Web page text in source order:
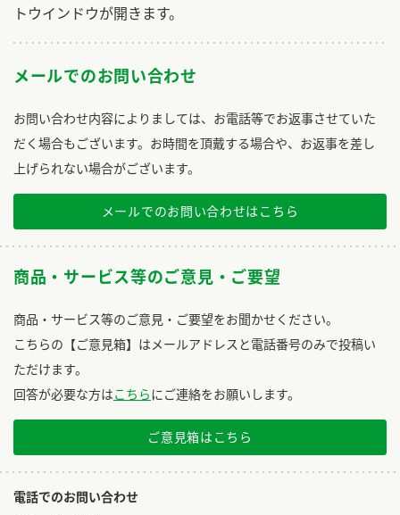
トウインドウが開きます。
メールでのお問い合わせ
お問い合わせ内容によりましては、お電話等でお返事させていた
だく場合もございます。お時間を頂戴する場合や、お返事を差し
上げられない場合がございます。
メールでのお問い合わせはこちら
商品・サービス等のご意見・ご要望
商品・サービス等のご意見・ご要望をお聞かせください。
こちらの【ご意見箱】はメールアドレスと電話番号のみで投稿い
ただけます。
回答が必要な方はこちらにご連絡をお願いします。
ご意見箱はこちら
電話でのお問い合わせ